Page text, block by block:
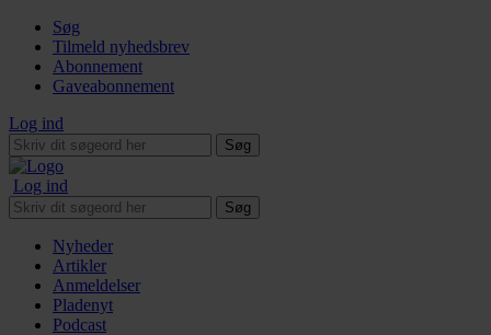
Søg
Tilmeld nyhedsbrev
Abonnement
Gaveabonnement
Log ind
Søg
Log ind
Søg
Nyheder
Artikler
Anmeldelser
Pladenyt
Podcast